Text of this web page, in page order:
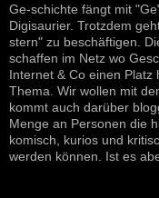
Ge-schichte fängt mit
Digisaurier. Trotzdem
stern" zu beschäftigen.
schaffen im Netz wo
Internet & Co einen Platz
Thema. Wir wollen mit
kommt auch darüber
Menge an Personen die
komisch, kurios und
werden können. Ist es